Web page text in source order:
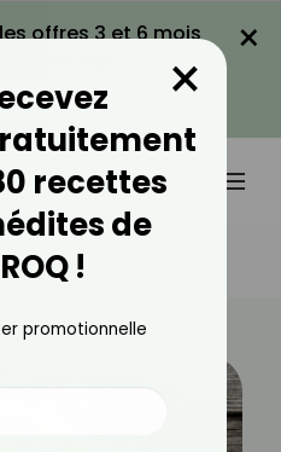
offres 3 et 6 mois
PROMO
×
recettes
de
!
×
promotionnelle